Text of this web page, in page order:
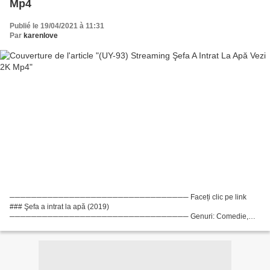
Mp4
Publié le 19/04/2021 à 11:31
Par karenlove
───────────────────────────────── Faceți clic pe link
### Şefa a intrat la apă (2019)
───────────────────────────────── Genuri: Comedie,
109 min regizor de film: Lista actorilor:...